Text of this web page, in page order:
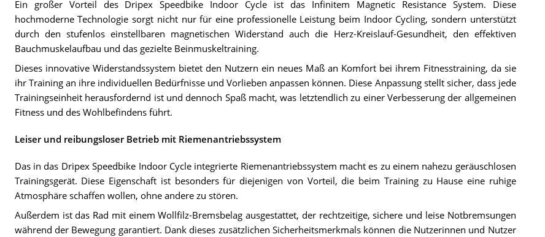
Ein großer Vorteil des Dripex Speedbike Indoor Cycle ist das Infinitem Magnetic Resistance System. Diese
hochmoderne Technologie sorgt nicht nur für eine professionelle Leistung beim Indoor Cycling, sondern unterstützt
durch den stufenlos einstellbaren magnetischen Widerstand auch die Herz-Kreislauf-Gesundheit, den effektiven
Bauchmuskelaufbau und das gezielte Beinmuskeltraining.
Dieses innovative Widerstandssystem bietet den Nutzern ein neues Maß an Komfort bei ihrem Fitnesstraining, da sie
ihr Training an ihre individuellen Bedürfnisse und Vorlieben anpassen können. Diese Anpassung stellt sicher, dass jede
Trainingseinheit herausfordernd ist und dennoch Spaß macht, was letztendlich zu einer Verbesserung der allgemeinen
Fitness und des Wohlbefindens führt.
Leiser und reibungsloser Betrieb mit Riemenantriebssystem
Das in das Dripex Speedbike Indoor Cycle integrierte Riemenantriebssystem macht es zu einem nahezu geräuschlosen
Trainingsgerät. Diese Eigenschaft ist besonders für diejenigen von Vorteil, die beim Training zu Hause eine ruhige
Atmosphäre schaffen wollen, ohne andere zu stören.
Außerdem ist das Rad mit einem Wollfilz-Bremsbelag ausgestattet, der rechtzeitige, sichere und leise Notbremsungen
während der Bewegung garantiert. Dank dieses zusätzlichen Sicherheitsmerkmals können die Nutzerinnen und Nutzer